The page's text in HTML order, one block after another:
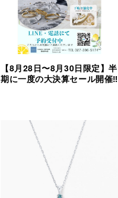
【8月28日〜8月30日限定】半
期に一度の大決算セール開催‼︎